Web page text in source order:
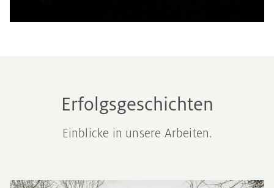
Erfolgsgeschichten
Einblicke in unsere Arbeiten.